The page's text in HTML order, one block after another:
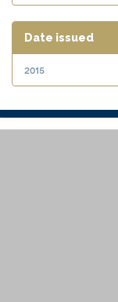
Date issued
2015